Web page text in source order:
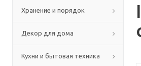
Хранение и порядок
Декор для дома
Кухни и бытовая техника